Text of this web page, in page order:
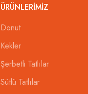
ÜRÜNLERIMIZ
Donut
Kekler
Şerbetli Tatlılar
Sütlü Tatlılar